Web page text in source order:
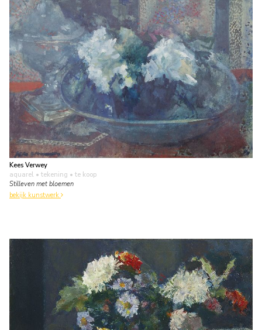
Kees Verwey
aquarel • tekening • te koop
Stilleven met bloemen
bekijk kunstwerk